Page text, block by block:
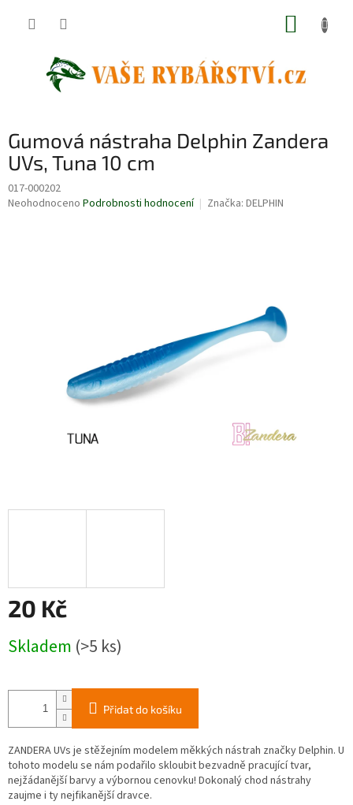
Gumová nástraha Delphin Zandera
UVs, Tuna 10 cm
017-000202
Průměrné
Neohodnoceno Podrobnosti hodnocení Značka: DELPHIN
20 Kč
cena:
Skladem (>5 ks)
Přidat do košíku
ZANDERA UVs je stěžejním modelem měkkých nástrah značky Delphin. U
tohoto modelu se nám podařilo skloubit bezvadně pracující tvar,
nejžádanější barvy a výbornou cenovku! Dokonalý chod nástrahy
zaujme i ty nejfikanější dravce.